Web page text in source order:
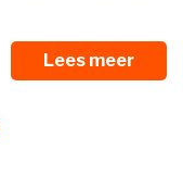
Lees meer